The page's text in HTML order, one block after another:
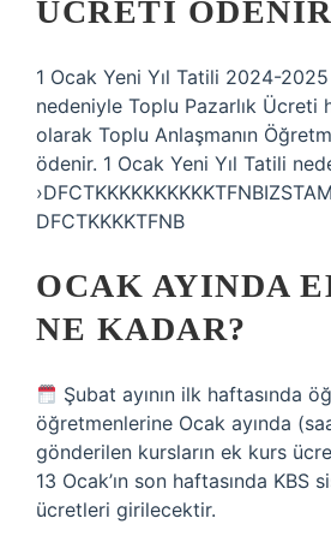
ÜCRETI
1 Ocak Yeni Yıl Tatili 2024-
nedeniyle Toplu Pazarlık Ücreti
olarak Toplu Anlaşmanın
ödenir. 1 Ocak Yeni Yıl Tatili
DFCTKKKKTFNB
OCAK AYINDA
NE KADAR?
Şubat ayının ilk haftasında
öğretmenlerine Ocak ayında
gönderilen kursların ek kurs
13 Ocak’ın son haftasında KBS
ücretleri girilecektir.